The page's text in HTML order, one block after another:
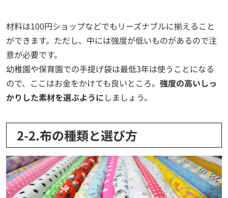
材料は100円ショップなどでもリーズナブルに揃えること
ができます。ただし、中には強度が低いものがあるので注
意が必要です。
幼稚園や保育園での手提げ袋は最低3年は使うことになる
ので、ここはお金をかけても良いところ。 強度の高いしっ
かりした素材を選ぶようにしましょう。
2-2.布の種類と選び方